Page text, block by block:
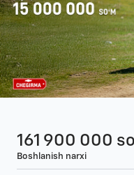
Komplektatsiyalar
Interyer
Eksteryer
Fotogalereya
161 900 000
Boshlanish narxi